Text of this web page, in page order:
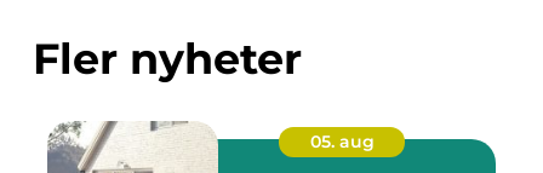
Fler nyheter
05. aug